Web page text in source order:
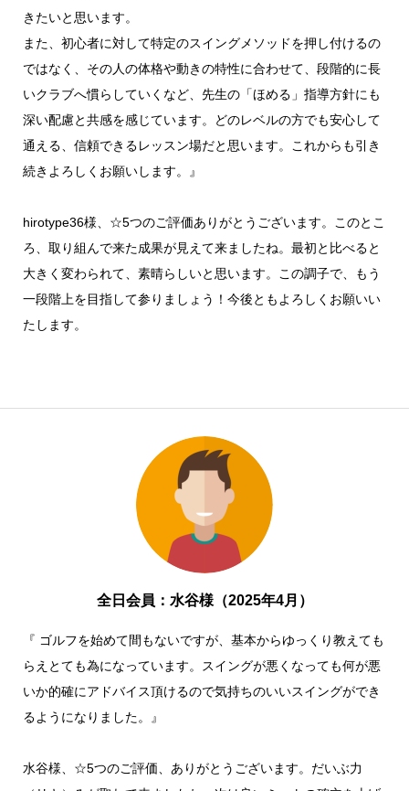
きたいと思います。
また、初心者に対して特定のスイングメソッドを押し付けるの
ではなく、その人の体格や動きの特性に合わせて、段階的に長
いクラブへ慣らしていくなど、先生の「ほめる」指導方針にも
深い配慮と共感を感じています。どのレベルの方でも安心して
通える、信頼できるレッスン場だと思います。これからも引き
続きよろしくお願いします。』
hirotype36様、☆5つのご評価ありがとうございます。このとこ
ろ、取り組んで来た成果が見えて来ましたね。最初と比べると
大きく変わられて、素晴らしいと思います。この調子で、もう
一段階上を目指して参りましょう！今後ともよろしくお願いい
たします。
全日会員：水谷様（2025年4月）
『 ゴルフを始めて間もないですが、基本からゆっくり教えても
らえとても為になっています。スイングが悪くなっても何が悪
いか的確にアドバイス頂けるので気持ちのいいスイングができ
るようになりました。』
水谷様、☆5つのご評価、ありがとうございます。だいぶ力